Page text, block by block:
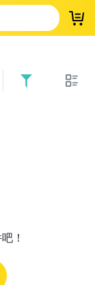
登
！